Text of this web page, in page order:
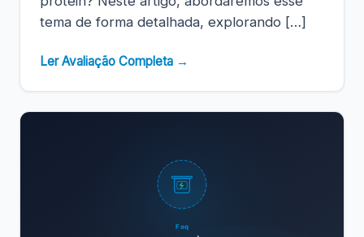
tema de forma detalhada, explorando […]
Ler Avaliação Completa →
Faq